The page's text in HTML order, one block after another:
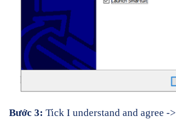
Bước 3: Tick I understand and agree -